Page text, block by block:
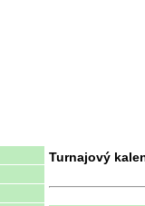
Turnajový